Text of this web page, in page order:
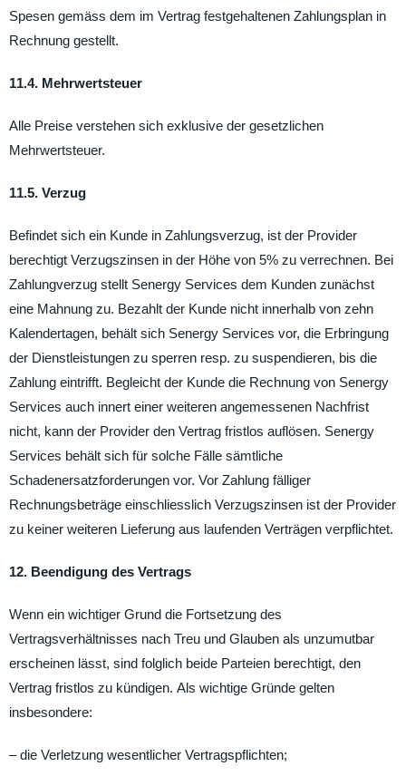
Spesen gemäss dem im Vertrag festgehaltenen Zahlungsplan in
Rechnung gestellt.
11.4. Mehrwertsteuer
Alle Preise verstehen sich exklusive der gesetzlichen
Mehrwertsteuer.
11.5. Verzug
Befindet sich ein Kunde in Zahlungsverzug, ist der Provider
berechtigt Verzugszinsen in der Höhe von 5% zu verrechnen. Bei
Zahlungverzug stellt Senergy Services dem Kunden zunächst
eine Mahnung zu. Bezahlt der Kunde nicht innerhalb von zehn
Kalendertagen, behält sich Senergy Services vor, die Erbringung
der Dienstleistungen zu sperren resp. zu suspendieren, bis die
Zahlung eintrifft. Begleicht der Kunde die Rechnung von Senergy
Services auch innert einer weiteren angemessenen Nachfrist
nicht, kann der Provider den Vertrag fristlos auflösen. Senergy
Services behält sich für solche Fälle sämtliche
Schadenersatzforderungen vor. Vor Zahlung fälliger
Rechnungsbeträge einschliesslich Verzugszinsen ist der Provider
zu keiner weiteren Lieferung aus laufenden Verträgen verpflichtet.
12. Beendigung des Vertrags
Wenn ein wichtiger Grund die Fortsetzung des
Vertragsverhältnisses nach Treu und Glauben als unzumutbar
erscheinen lässt, sind folglich beide Parteien berechtigt, den
Vertrag fristlos zu kündigen. Als wichtige Gründe gelten
insbesondere:
– die Verletzung wesentlicher Vertragspflichten;